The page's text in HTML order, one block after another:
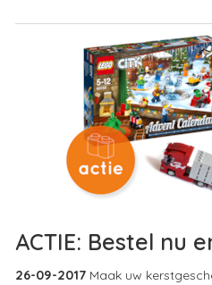
ACTIE: Bestel nu
26-09-2017 Maak uw